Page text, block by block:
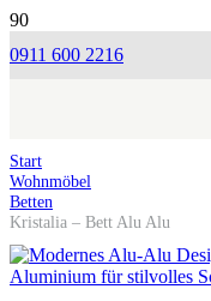
0911 600 2216
Start
Wohnmöbel
Betten
Kristalia – Bett Alu Alu